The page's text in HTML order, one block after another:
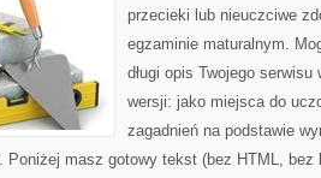
przecieki lub nieuczciwe
egzaminie maturalnym.
długi opis Twojego
wersji: jako miejsca do
zagadnień na podstawie
Poniżej masz gotowy tekst (bez HTML, bez